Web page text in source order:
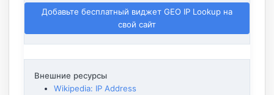
Добавьте бесплатный виджет GEO IP Lookup на
свой сайт
Внешние ресурсы
Wikipedia: IP Address